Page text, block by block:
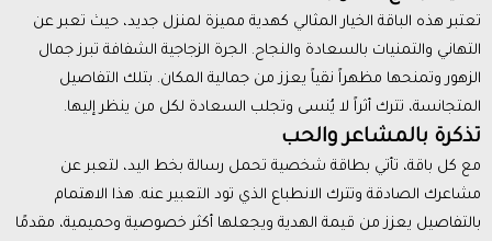
تعتبر هذه الباقة الخيار المثالي كهدية مميزة لمنزل جديد، حيث تعبر عن
التهاني والتمنيات بالسعادة والنجاح. الجرة الزجاجية الشفافة تبرز جمال
الزهور وتمنحها مظهراً نقياً يعزز من جمالية المكان. بتلك التفاصيل
المتجانسة، تترك أثراً لا يُنسى وتجلب السعادة لكل من ينظر إليها.
تذكرة بالمشاعر والحب
مع كل باقة، تأتي بطاقة شخصية تحمل رسالة بخط اليد، لتعبر عن
مشاعرك الصادقة وتترك الانطباع الذي تود التعبير عنه. هذا الاهتمام
بالتفاصيل يعزز من قيمة الهدية ويجعلها أكثر خصوصية وحميمية، مقدمًا